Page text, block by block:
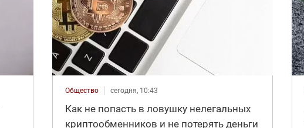
Общество сегодня, 10:43
Как не попасть в ловушку нелегальных
криптообменников и не потерять деньги